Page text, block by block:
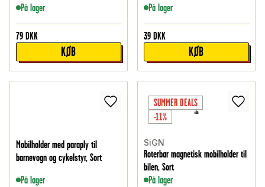
På lager
79 DKK
KØB
På lager
39 DKK
KØB
Mobilholder med paraply til
barnevogn og cykelstyr, Sort
På lager
SUMMER DEALS
-11%
SiGN
Roterbar magnetisk mobilholder til
bilen, Sort
På lager